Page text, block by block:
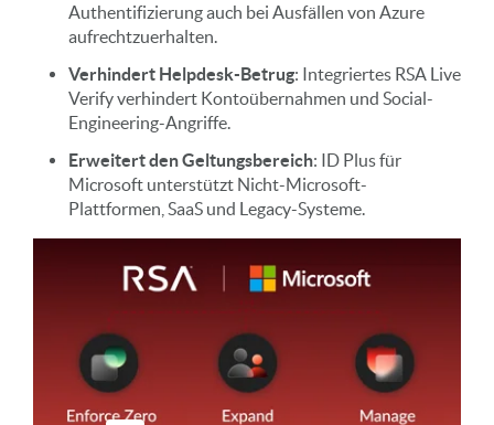
Authentifizierung auch bei Ausfällen von Azure
aufrechtzuerhalten.
Verhindert Helpdesk-Betrug: Integriertes RSA Live
Verify verhindert Kontoübernahmen und Social-
Engineering-Angriffe.
Erweitert den Geltungsbereich: ID Plus für
Microsoft unterstützt Nicht-Microsoft-
Plattformen, SaaS und Legacy-Systeme.